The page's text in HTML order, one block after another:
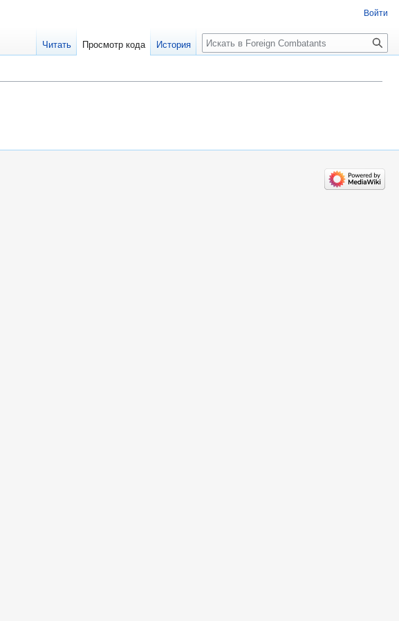
Войти
Читать Просмотр кода История